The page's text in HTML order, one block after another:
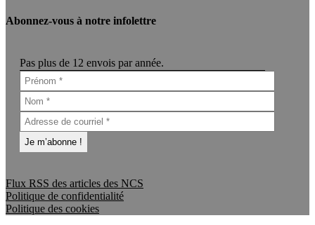
Abonnez-vous à notre infolettre
Pas plus de 12 envois par année.
Flux RSS des articles des NCS
Politique de confidentialité
Politique des cookies